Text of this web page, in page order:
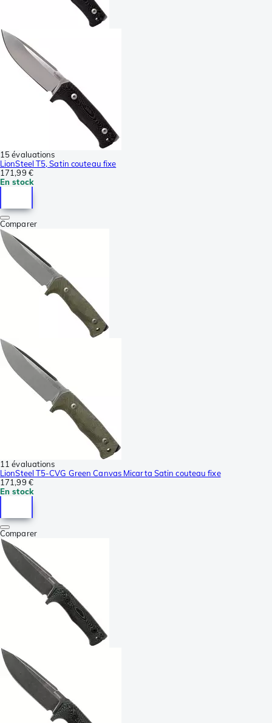
15 évaluations
LionSteel T5, Satin couteau fixe
171,99 €
En stock
Comparer
11 évaluations
LionSteel T5-CVG Green Canvas Micarta Satin couteau fixe
171,99 €
En stock
Comparer